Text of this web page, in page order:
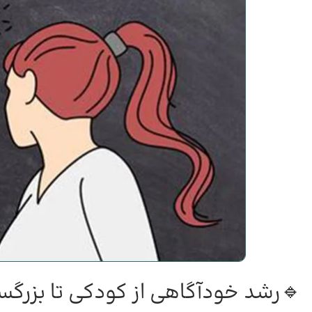
🔹رشد خودآگاهی از کودکی تا